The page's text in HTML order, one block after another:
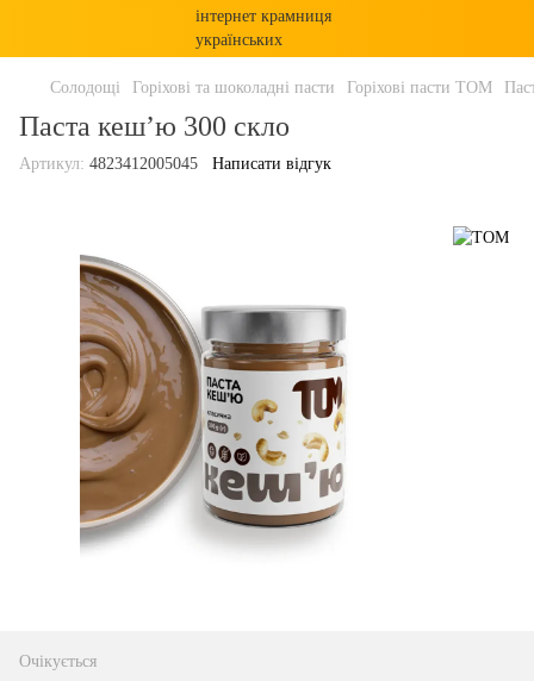
Солодощі Горіхові та шоколадні пасти Горіхові пасти ТОМ
Паста кеш’ю 300 скло
Артикул: 4823412005045 Написати відгук
Очікується